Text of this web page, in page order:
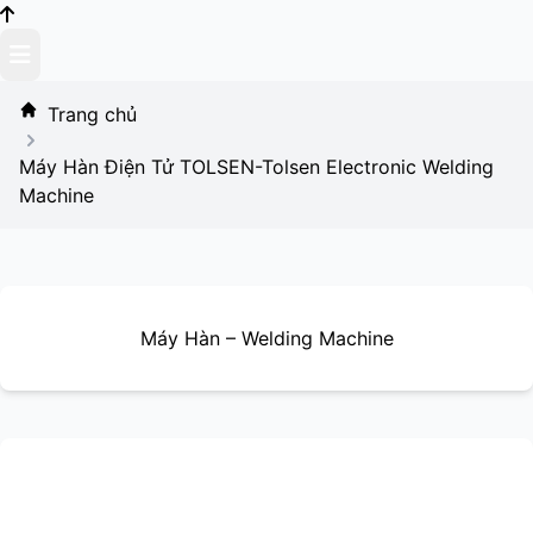
content
Trang chủ
Máy Hàn Điện Tử TOLSEN-Tolsen Electronic Welding
Machine
Máy Hàn – Welding Machine